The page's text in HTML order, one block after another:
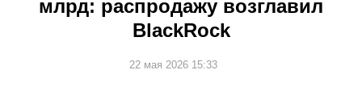
млрд: распродажу возглавил
BlackRock
22 мая 2026 15:33